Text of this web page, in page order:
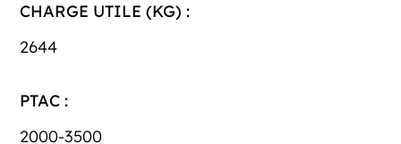
CHARGE UTILE (KG) :
2644
PTAC :
2000-3500